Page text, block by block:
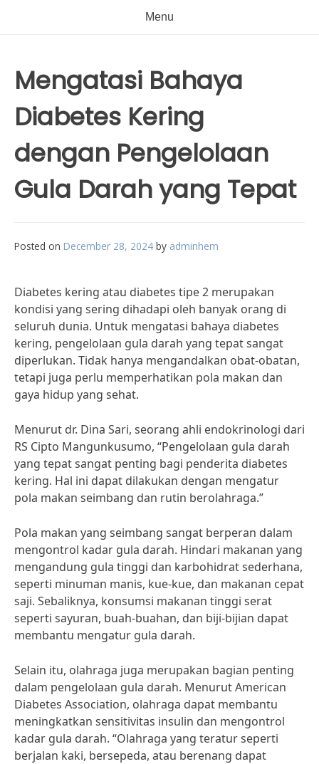
Menu
Mengatasi Bahaya
Diabetes Kering
dengan Pengelolaan
Gula Darah yang Tepat
Posted on December 28, 2024 by adminhem
Diabetes kering atau diabetes tipe 2 merupakan
kondisi yang sering dihadapi oleh banyak orang di
seluruh dunia. Untuk mengatasi bahaya diabetes
kering, pengelolaan gula darah yang tepat sangat
diperlukan. Tidak hanya mengandalkan obat-obatan,
tetapi juga perlu memperhatikan pola makan dan
gaya hidup yang sehat.
Menurut dr. Dina Sari, seorang ahli endokrinologi dari
RS Cipto Mangunkusumo, “Pengelolaan gula darah
yang tepat sangat penting bagi penderita diabetes
kering. Hal ini dapat dilakukan dengan mengatur
pola makan seimbang dan rutin berolahraga.”
Pola makan yang seimbang sangat berperan dalam
mengontrol kadar gula darah. Hindari makanan yang
mengandung gula tinggi dan karbohidrat sederhana,
seperti minuman manis, kue-kue, dan makanan cepat
saji. Sebaliknya, konsumsi makanan tinggi serat
seperti sayuran, buah-buahan, dan biji-bijian dapat
membantu mengatur gula darah.
Selain itu, olahraga juga merupakan bagian penting
dalam pengelolaan gula darah. Menurut American
Diabetes Association, olahraga dapat membantu
meningkatkan sensitivitas insulin dan mengontrol
kadar gula darah. “Olahraga yang teratur seperti
berjalan kaki, bersepeda, atau berenang dapat